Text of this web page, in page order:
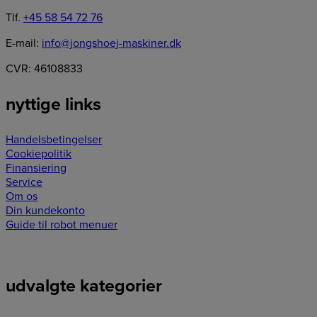
Tlf. +45 58 54 72 76
E-mail: info@jongshoej-maskiner.dk
CVR: 46108833
nyttige links
Handelsbetingelser
Cookiepolitik
Finansiering
Service
Om os
Din kundekonto
Guide til robot menuer
udvalgte kategorier